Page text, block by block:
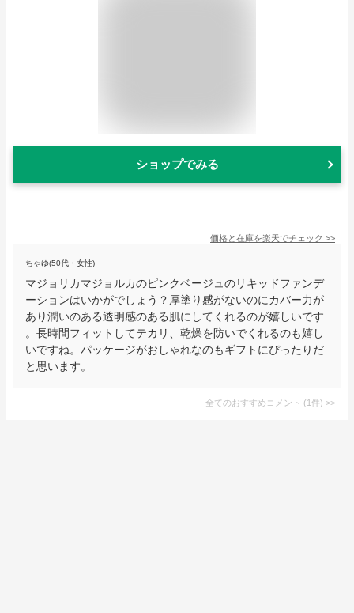
ショップでみる
価格と在庫を楽天でチェック >>
ちゃゆ(50代・女性)
マジョリカマジョルカのピンクベージュのリキッドファンデ
ーションはいかがでしょう？厚塗り感がないのにカバー力が
あり潤いのある透明感のある肌にしてくれるのが嬉しいです
。長時間フィットしてテカリ、乾燥を防いでくれるのも嬉し
いですね。パッケージがおしゃれなのもギフトにぴったりだ
と思います。
全てのおすすめコメント (1件) >